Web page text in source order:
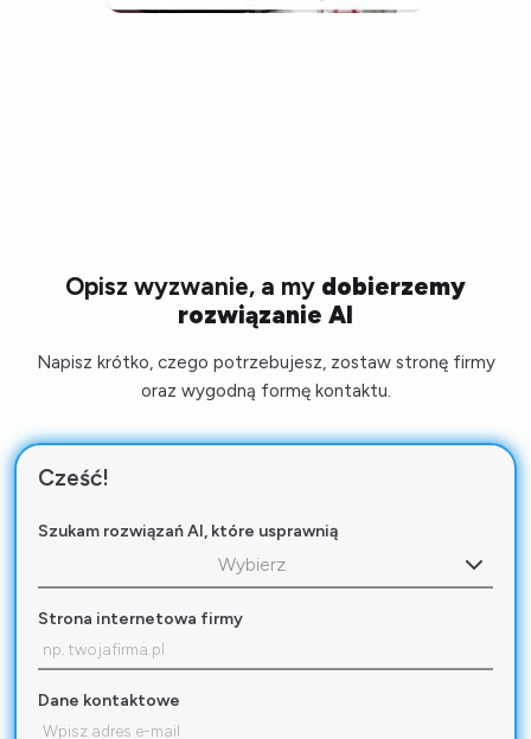
Opisz wyzwanie, a my dobierzemy
rozwiązanie AI
Napisz krótko, czego potrzebujesz, zostaw stronę firmy
oraz wygodną formę kontaktu.
Cześć!
Szukam rozwiązań AI, które usprawnią
Wybierz
Strona internetowa firmy
Dane kontaktowe